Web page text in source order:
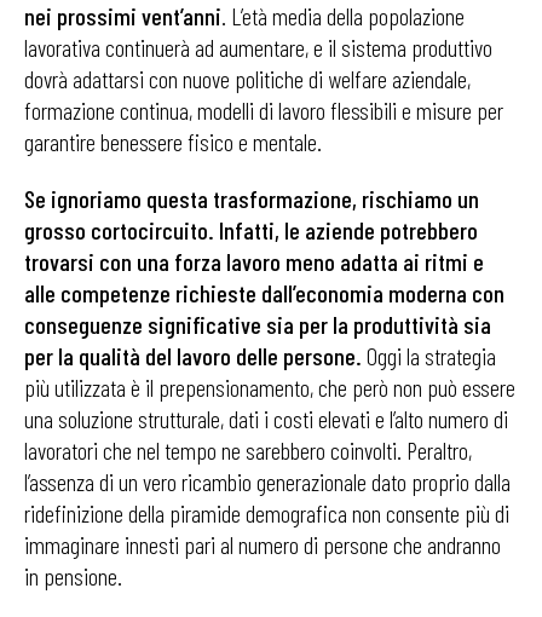
nei prossimi vent’anni. L’età media della popolazione
lavorativa continuerà ad aumentare, e il sistema produttivo
dovrà adattarsi con nuove politiche di welfare aziendale,
formazione continua, modelli di lavoro flessibili e misure per
garantire benessere fisico e mentale.
Se ignoriamo questa trasformazione, rischiamo un
grosso cortocircuito. Infatti, le aziende potrebbero
trovarsi con una forza lavoro meno adatta ai ritmi e
alle competenze richieste dall’economia moderna con
conseguenze significative sia per la produttività sia
per la qualità del lavoro delle persone. Oggi la strategia
più utilizzata è il prepensionamento, che però non può essere
una soluzione strutturale, dati i costi elevati e l’alto numero di
lavoratori che nel tempo ne sarebbero coinvolti. Peraltro,
l’assenza di un vero ricambio generazionale dato proprio dalla
ridefinizione della piramide demografica non consente più di
immaginare innesti pari al numero di persone che andranno
in pensione.